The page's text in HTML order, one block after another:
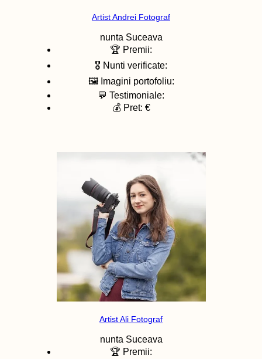
Artist Andrei Fotograf
nunta Suceava
🏆 Premii:
🎖️ Nunti verificate:
🖼️ Imagini portofoliu:
💬 Testimoniale:
💰 Pret: €
Artist Ali Fotograf
nunta Suceava
🏆 Premii: